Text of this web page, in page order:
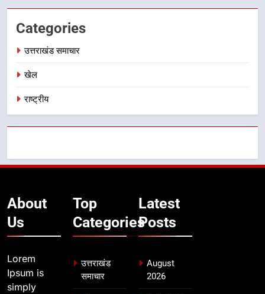
Categories
उत्तराखंड समाचार
खेल
राष्ट्रीय
About
Us
Lorem
Ipsum is
simply
Top
Categories
उत्तराखंड
समाचार
Latest
Posts
August
2026